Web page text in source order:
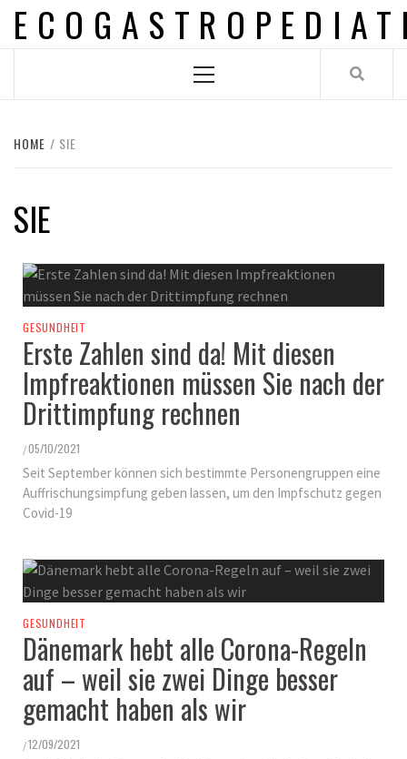
Skip
Menu
HOME SIE
SIE
GESUNDHEIT
Erste Zahlen sind da! Mit diesen
Impfreaktionen müssen Sie nach der
Drittimpfung rechnen
/05/10/2021
Seit September können sich bestimmte Personengruppen eine
Auffrischungsimpfung geben lassen, um den Impfschutz gegen
Covid-19
GESUNDHEIT
Dänemark hebt alle Corona-Regeln
auf – weil sie zwei Dinge besser
gemacht haben als wir
/12/09/2021